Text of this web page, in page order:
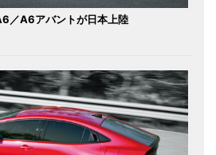
／A6アバントが日本上陸